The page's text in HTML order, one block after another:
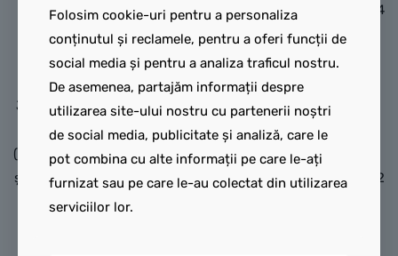
LEGO Ninjago
Dragonul Spinjitzu
rotitor al lui Kai
Jucăria de acțiune Dragonul
Spinjitzu rotitor al lui Kai
(71823) oferă ocazia băieților
și fetelor de 6 ani și mai mari
să recreeze scene
recreeze scene din sezonul 4
al serialului TV NINJAGO
Ascensiunea dragonilor.
Odată construită jucăria,
copiii apasă butonul de
lansare pentru a face
spinnerul să se rotească
rapid și urmăresc dacă cele 2
Folosim cookie-uri pentru a personaliza
conținutul și reclamele, pentru a oferi funcții de
social media și pentru a analiza traficul nostru.
De asemenea, partajăm informații despre
utilizarea site-ului nostru cu partenerii noștri
de social media, publicitate și analiză, care le
pot combina cu alte informații pe care le-ați
furnizat sau pe care le-au colectat din utilizarea
serviciilor lor.